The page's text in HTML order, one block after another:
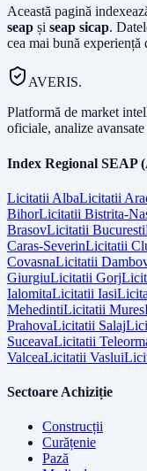
Această pagină
seap și seap sicap.
cea mai bună experiență
AVERIS.
Platformă de market
oficiale, analize
Index Regional SEAP
Licitatii AlbaLicitatii
BihorLicitatii Bistrita-
BrasovLicitatii Bucuresti
Caras-SeverinLicitatii
CovasnaLicitatii
GiurgiuLicitatii Gorj
IalomitaLicitatii Iasi
MehedintiLicitatii Mures
PrahovaLicitatii Salaj
SuceavaLicitatii
ValceaLicitatii Vaslui
Sectoare Achiziție
Construcții
Curățenie
Pază